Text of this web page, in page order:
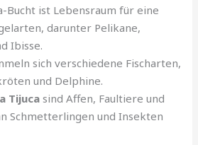
Bucht ist Lebensraum für eine
darunter Pelikane,
Ibisse.
sich verschiedene Fischarten,
und Delphine.
Tijuca sind Affen, Faultiere und
Schmetterlingen und Insekten